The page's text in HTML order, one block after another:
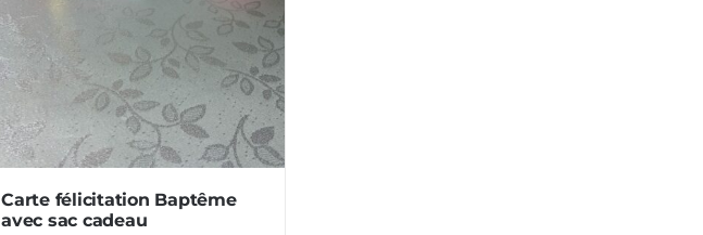
Carte félicitation Baptême
avec sac cadeau